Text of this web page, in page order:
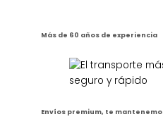
Más de 60 años de experiencia
Envíos premium, te